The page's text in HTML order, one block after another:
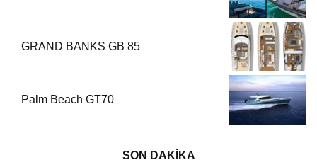
GRAND BANKS GB 85
Palm Beach GT70
SON DAKİKA